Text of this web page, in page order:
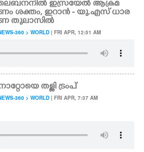
ഇസ്രയേൽ ആക്രമ
ശക്തം, ഇറാൻ - യു.എസ് ധാര
തുലാസിൽ
360 > WORLD | FRI APR, 12:51 AM
തള്ളി ട്രംപ്
360 > WORLD | FRI APR, 7:37 AM